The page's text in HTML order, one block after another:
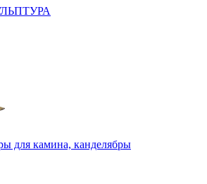
для камина, канделябры